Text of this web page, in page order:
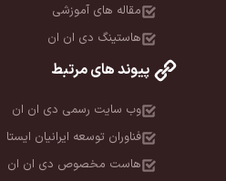
مقاله های آموزشی
هاستینگ دی ان ان
پیوند های مرتبط
وب سایت رسمی دی ان ان
فناوران توسعه ایرانیان ایستا
هاست مخصوص دی ان ان